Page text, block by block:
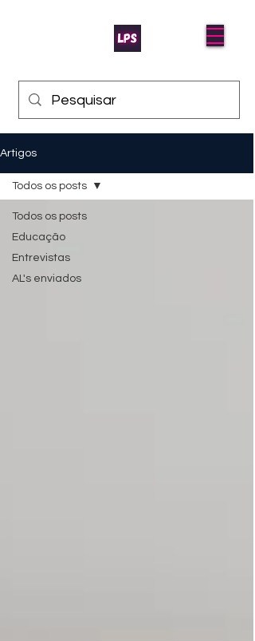
Artigos
Todos os posts
Educação
Entrevistas
AL's enviados
Todos os posts